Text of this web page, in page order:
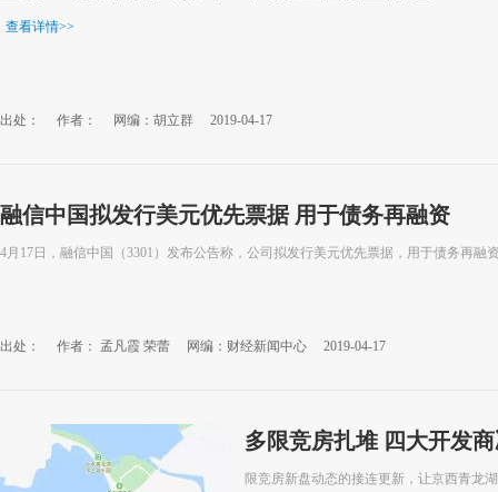
查看详情>>
出处： 作者： 网编：胡立群 2019-04-17
融信中国拟发行美元优先票据 用于债务再融资
4月17日，融信中国（3301）发布公告称，公司拟发行美元优先票据，用于债务再融
出处： 作者： 孟凡霞 荣蕾 网编：财经新闻中心 2019-04-17
多限竞房扎堆 四大开发
限竞房新盘动态的接连更新，让京西青龙